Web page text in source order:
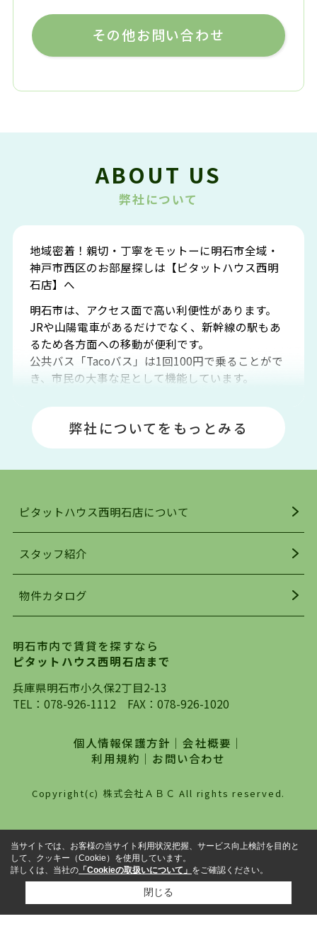
その他お問い合わせ
ABOUT US
弊社について
地域密着！親切・丁寧をモットーに明石市全域・
神戸市西区のお部屋探しは【ピタットハウス西明
石店】へ
明石市は、アクセス面で高い利便性があります。
JRや山陽電車があるだけでなく、新幹線の駅もあ
るため各方面への移動が便利です。
公共バス「Tacoバス」は1回100円で乗ることがで
き、市民の大事な足として機能しています。
場や釣りスポットが多くあります。JR「大久保
駅」周辺には、ビブレ・イオンをはじめとした買
い物施設も多くあり、買い物にも困りません。
明石駅・西明石駅を中心に、明石市・神戸市西区
でお部屋探している方は、ぜひ当ＨＰにて物件を
お探しになってください。弊社は、スタッフの平
を行っており地域最大級の情報取扱量を誇ってお
ります。店頭で限られた物件をご紹介する、従来
自身でインターネットを利用し、理想のお部屋を
探していただき、選択していただいた物件情報に
対して、専門知識を持ったスタッフがサポートさ
せていただくスタイルを心がけております。私た
は、一度だけでは終わらない、お客様との末長い
お付き合いです。初めての一人暮らしから、就
職・ご結婚・売買物件の購入、などなど一生涯に
わたる、良きアドバイザーとして、地域に密着し
た営業スタイルで様々なお役立ちができればと強
わせください。
弊社についてをもっとみる
ピタットハウス西明石店について
スタッフ紹介
物件カタログ
明石市内で賃貸を探すなら
ピタットハウス西明石店まで
兵庫県明石市小久保2丁目2-13
TEL： 078-926-1112 FAX：078-926-1020
個人情報保護方針 ｜会社概要 ｜
利用規約 ｜ お問い合わせ
Copyright(c) 株式会社ＡＢＣ All rights reserved.
当サイトでは、お客様の当サイト利用状況把握、サービス向上検討を目的と
して、クッキー（Cookie）を使用しています。
詳しくは、当社の 「Cookieの取扱いについて」 をご確認ください。
閉じる